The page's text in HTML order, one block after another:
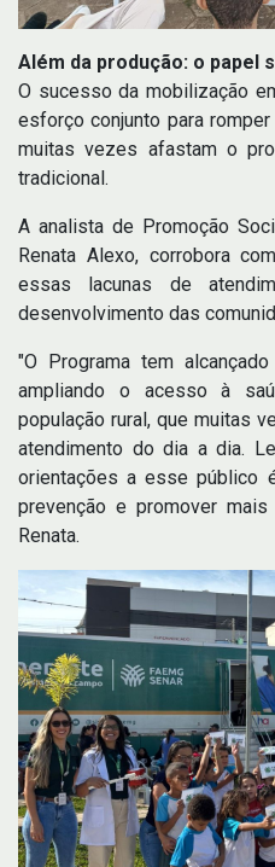
Além da produção: o papel
O sucesso da mobilização
esforço conjunto para
muitas vezes afastam o
tradicional.
A analista de Promoção
Renata Alexo, corrobora
essas lacunas de
desenvolvimento das
"O Programa tem
ampliando o acesso à
população rural, que muitas
atendimento do dia a dia.
orientações a esse público
prevenção e promover
Renata.